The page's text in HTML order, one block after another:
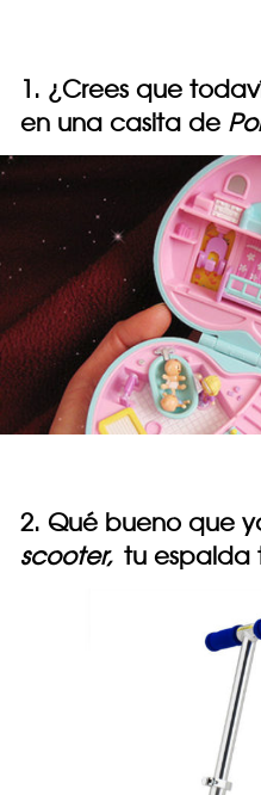
1. ¿Crees que
en una casita de
2. Qué bueno que
scooter, tu espalda